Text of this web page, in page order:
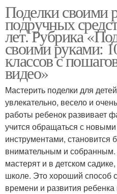
Поделки своими
подручных
лет. Рубрика
своими руками:
классов с
видео»
Мастерить поделки для
увлекательно, весело и
работы ребенок развивает
учится обращаться с
инструментами, становится
внимательным и собранным.
мастерят и в детском
школе. Это хороший способ
времени и развития